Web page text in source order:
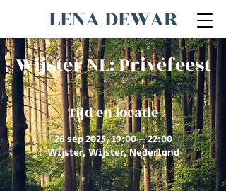
LENA DEWAR
Wijster NL: Privéfeest
Tijd en locatie
26 sep 2025, 19:00 – 22:00
Wijster, Wijster, Nederland